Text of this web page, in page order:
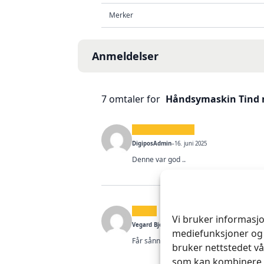
Vi bruker
mediefunksjoner
bruker nettstedet
Merker
Anmeldelser
7 omtaler for Håndsymaskin Tind
DigiposAdmin–16. juni 2025
Denne var god ..
Vegard Bjorli (bekreftet eier)–16. oktober 2025
Får sånn midt på treet, tynneste nåla